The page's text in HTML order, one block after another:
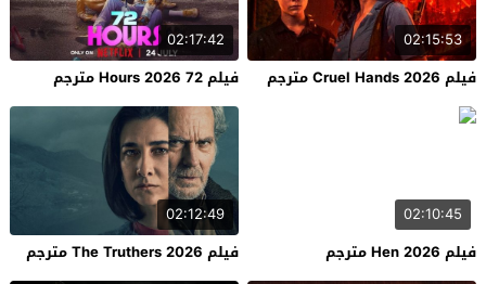
02:15:53
فيلم Cruel Hands 2026 مترجم
02:17:42
فيلم 72 Hours 2026 مترجم
02:10:45
فيلم Hen 2026 مترجم
02:12:49
فيلم The Truthers 2026 مترجم